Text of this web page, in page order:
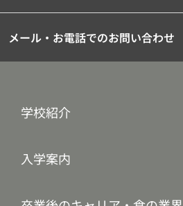
メール・お電話でのお問い合わせ
学校紹介
入学案内